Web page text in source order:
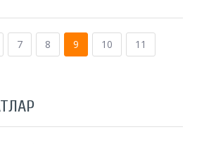
7 8 9 10
11